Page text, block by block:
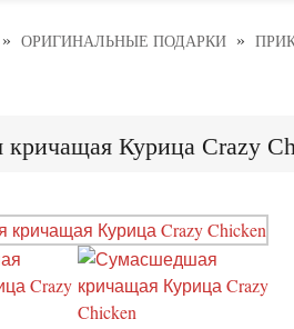
» ОРИГИНАЛЬНЫЕ ПОДАРКИ »
Курица Crazy